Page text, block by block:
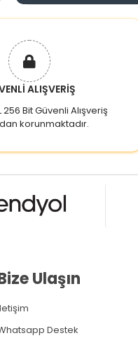
ALIŞVERİŞ
256 Bit Güvenli Alışveriş
korunmaktadır.
Ulaşın
Destek